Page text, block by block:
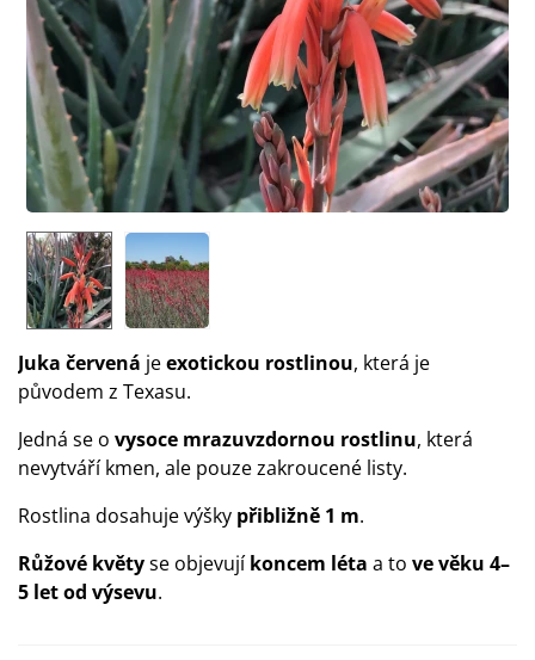
Juka červená jeexotickou rostlinou, která je
původem z Texasu.
Jedná se o vysoce mrazuvzdornou rostlinu, která
nevytváří kmen, ale pouze zakroucené listy.
Rostlina dosahuje výšky přibližně 1 m.
Růžové květyse objevujíkoncem léta a to ve věku 4–
5 let od výsevu.